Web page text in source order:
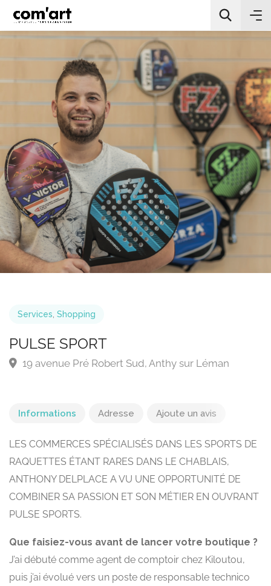
All Categories
Chercher
Services Shopping
PULSE SPORT
19 avenue Pré Robert Sud, Anthy sur Léman
Informations Adresse Ajoute un avis
LES COMMERCES SPÉCIALISÉS DANS LES SPORTS DE
RAQUETTES ÉTANT RARES DANS LE CHABLAIS,
ANTHONY DELPLACE A VU UNE OPPORTUNITÉ DE
COMBINER SA PASSION ET SON MÉTIER EN OUVRANT
PULSE SPORTS.
Que faisiez-vous avant de lancer votre boutique ?
J’ai débuté comme agent de comptoir chez Kiloutou,
puis j’ai évolué vers un poste de responsable technico